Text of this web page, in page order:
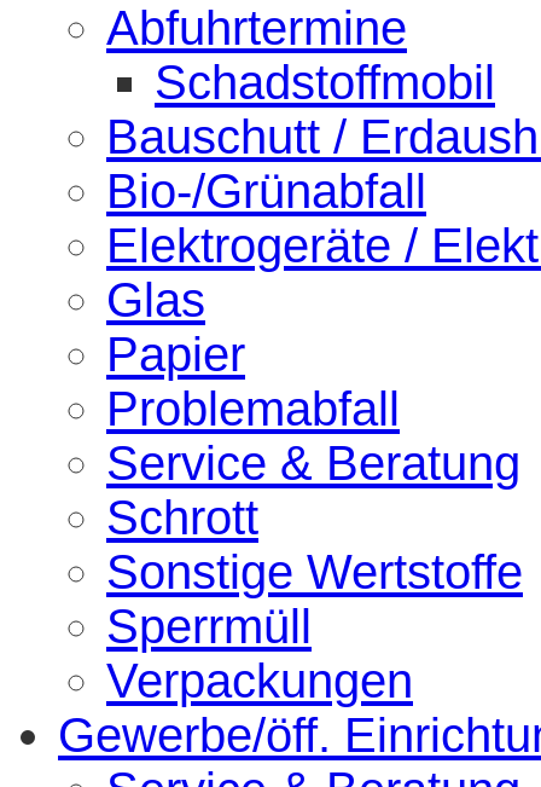
Abfuhrtermine
Schadstoffmobil
Bauschutt /
Bio-/Grünabfall
Elektrogeräte /
Glas
Papier
Problemabfall
Service & Beratung
Schrott
Sonstige Wertstoffe
Sperrmüll
Verpackungen
Gewerbe/öff.